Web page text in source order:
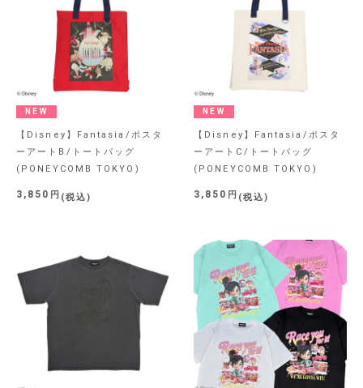
NEW
【Disney】Fantasia/ポスタ
ーアートB/トートバッグ
(PONEYCOMB TOKYO)
3,850 税込
NEW
【Disney】Fantasia/ポスタ
ーアートC/トートバッグ
(PONEYCOMB TOKYO)
3,850 税込